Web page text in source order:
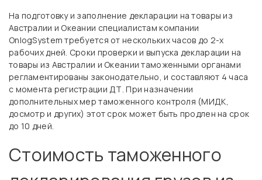
На подготовку и заполнение декларации на товары из
Австралии и Океании специалистам компании
OnlogSystem требуется от нескольких часов до 2-х
рабочих дней. Сроки проверки и выпуска декларации на
товары из Австралии и Океании таможенными органами
регламентированы законодательно, и составляют 4 часа
с момента регистрации ДТ. При назначении
дополнительных мер таможенного контроля (МИДК,
досмотр и других) этот срок может быть продлен на срок
до 10 дней.
Стоимость таможенного